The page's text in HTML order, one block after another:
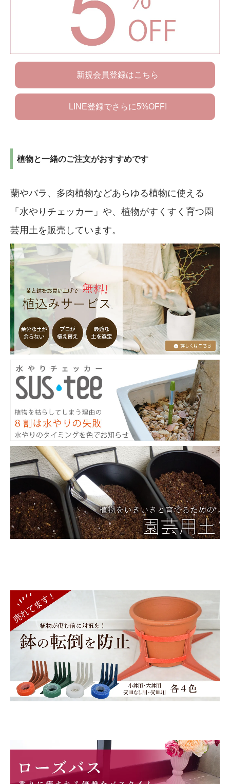
新規会員登録はこちら
LINE登録でさらに5%OFF!
植物と一緒のご注文がおすすめです
蘭やバラ、多肉植物などあらゆる植物に使える
「水やりチェッカー」や、植物がすくすく育つ園
芸用土を販売しています。